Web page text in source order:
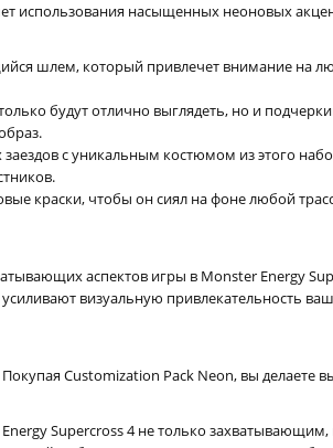
насыщенных неоновых
шлем, который привлечет внимание на
будут отлично выглядеть, но и
заездов с уникальным костюмом из этого
краски, чтобы он сиял на фоне любой
аспектов игры в Monster Energy
визуальную привлекательность
Customization Pack Neon, вы делаете
Supercross 4 не только